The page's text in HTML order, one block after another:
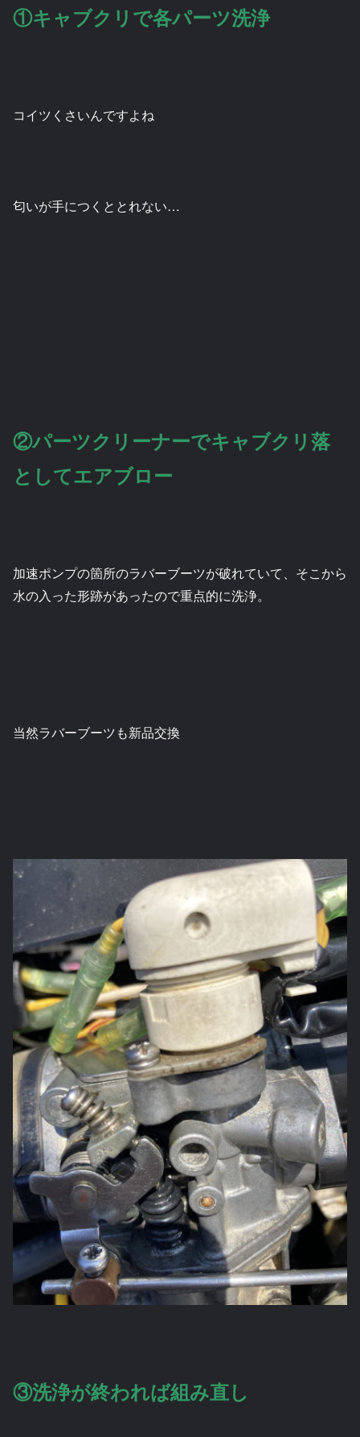
①キャブクリで各パーツ洗浄
コイツくさいんですよね
匂いが手につくととれない…
②パーツクリーナーでキャブクリ落
としてエアブロー
加速ポンプの箇所のラバーブーツが破れていて、そこから
水の入った形跡があったので重点的に洗浄。
当然ラバーブーツも新品交換
③洗浄が終われば組み直し